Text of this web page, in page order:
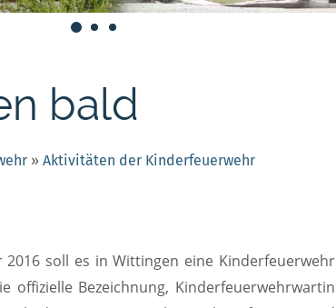
bald
» Aktivitäten der Kinderfeuerwehr
soll es in Wittingen eine Kinderfeuerwehr
offizielle Bezeichnung, Kinderfeuerwehrwartin